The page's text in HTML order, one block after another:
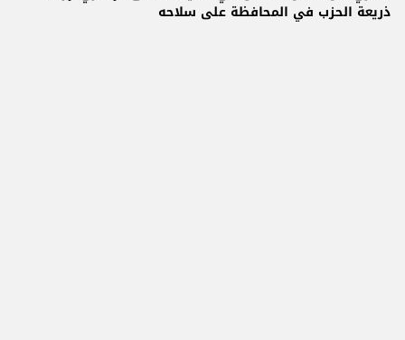
ذريعة الحزب في المحافظة على سلاحه